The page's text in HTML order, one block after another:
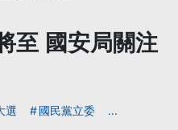
至 國安局關注
選 國民黨立委 ...